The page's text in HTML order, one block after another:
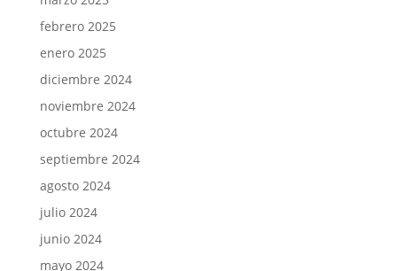
febrero 2025
enero 2025
diciembre 2024
noviembre 2024
octubre 2024
septiembre 2024
agosto 2024
julio 2024
junio 2024
mayo 2024